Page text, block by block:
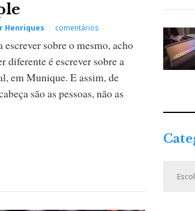
Henriques comentários
sobre o mesmo, acho
diferente é escrever sobre a
em Munique. E assim, de
são as pessoas, não as